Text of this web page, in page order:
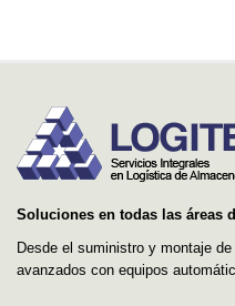
Soluciones en todas las áreas
Desde el suministro y montaje
avanzados con equipos